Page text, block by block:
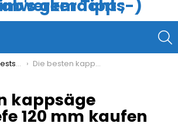
Die besten kappsäge schnitttiefe 120 mm kaufen
kappsäge
120 mm kaufen